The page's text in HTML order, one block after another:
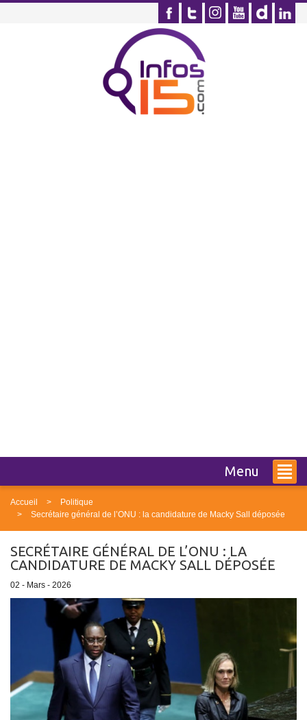
Menu
Accueil
Politique
Secrétaire général de l’ONU : la candidature de Macky Sall déposée
SECRÉTAIRE GÉNÉRAL DE L’ONU : LA
CANDIDATURE DE MACKY SALL DÉPOSÉE
02 - Mars - 2026